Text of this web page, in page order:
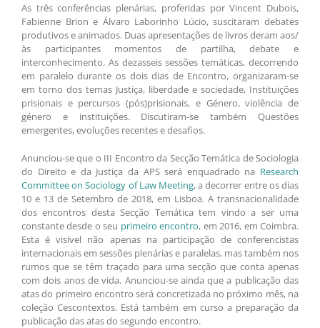
As três conferências plenárias, proferidas por Vincent Dubois,
Fabienne Brion e Álvaro Laborinho Lúcio, suscitaram debates
produtivos e animados. Duas apresentações de livros deram aos/
às participantes momentos de partilha, debate e
interconhecimento. As dezasseis sessões temáticas, decorrendo
em paralelo durante os dois dias de Encontro, organizaram-se
em torno dos temas Justiça, liberdade e sociedade, Instituições
prisionais e percursos (pós)prisionais, e Género, violência de
género e instituições. Discutiram-se também Questões
emergentes, evoluções recentes e desafios.
Anunciou-se que o III Encontro da Secção Temática de Sociologia
do Direito e da Justiça da APS será enquadrado na Research
Committee on Sociology of Law Meeting, a decorrer entre os dias
10 e 13 de Setembro de 2018, em Lisboa. A transnacionalidade
dos encontros desta Secção Temática tem vindo a ser uma
constante desde o seu primeiro encontro, em 2016, em Coimbra.
Esta é visível não apenas na participação de conferencistas
internacionais em sessões plenárias e paralelas, mas também nos
rumos que se têm traçado para uma secção que conta apenas
com dois anos de vida. Anunciou-se ainda que a publicação das
atas do primeiro encontro será concretizada no próximo mês, na
coleção Cescontextos. Está também em curso a preparação da
publicação das atas do segundo encontro.